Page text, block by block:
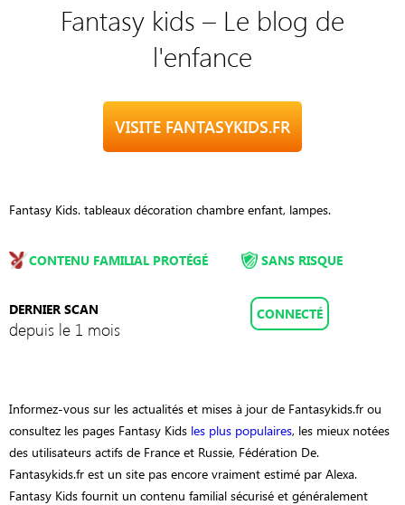
Fantasy kids – Le blog de
l'enfance
VISITE FANTASYKIDS.FR
Fantasy Kids. tableaux décoration chambre enfant, lampes.
CONTENU FAMILIAL PROTÉGÉ
DERNIER SCAN
depuis le 1 mois
SANS RISQUE
CONNECTÉ
Informez-vous sur les actualités et mises à jour de Fantasykids.fr ou
consultez les pages Fantasy Kids les plus populaires, les mieux notées
des utilisateurs actifs de France et Russie, Fédération De.
Fantasykids.fr est un site pas encore vraiment estimé par Alexa.
Fantasy Kids fournit un contenu familial sécurisé et généralement